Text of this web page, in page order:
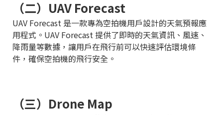
（二）UAV Forecast
UAV Forecast 是一款專為空拍機用戶設計的天氣預報應
用程式。UAV Forecast 提供了即時的天氣資訊、風速、
降雨量等數據，讓用戶在飛行前可以快速評估環境條
件，確保空拍機的飛行安全。
（三）Drone Map